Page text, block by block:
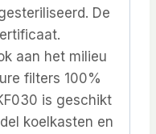
De
aan het milieu
filters 100%
is geschikt
koelkasten en